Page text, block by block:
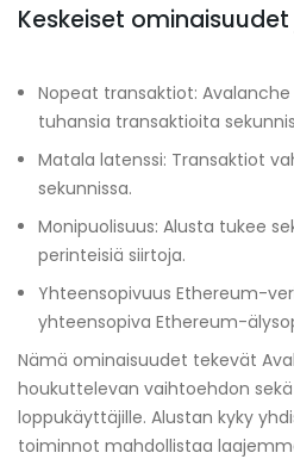
Keskeiset
Nopeat transaktiot:
tuhansia transaktioita
Matala latenssi: Transaktiot
sekunnissa.
Monipuolisuus: Alusta tukee
perinteisiä siirtoja.
Yhteensopivuus Ethereum-
yhteensopiva Ethereum-
Nämä ominaisuudet tekevät
houkuttelevan vaihtoehdon
loppukäyttäjille. Alustan kyky
toiminnot mahdollistaa